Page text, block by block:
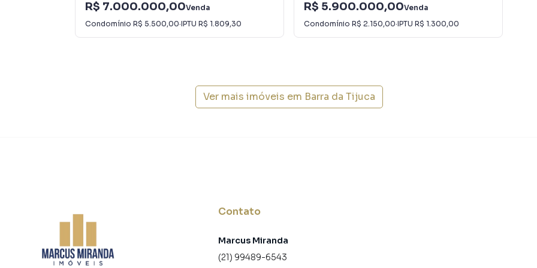
R$ 7.000.000,00Venda
Condomínio R$ 5.500,00·IPTU R$ 1.809,30
R$ 5.900.000,00Venda
Condomínio R$ 2.150,00·IPTU R$ 1.300,00
Ver mais imóveis em Barra da Tijuca
Contato
Marcus Miranda
(21) 99489-6543